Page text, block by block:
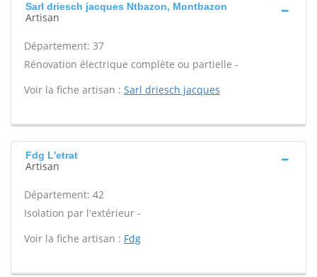
Sarl driesch jacques Ntbazon, Montbazon
Artisan
Département: 37
Rénovation électrique complète ou partielle -
Voir la fiche artisan : Sarl driesch jacques
Fdg L'etrat
Artisan
Département: 42
Isolation par l'extérieur -
Voir la fiche artisan : Fdg